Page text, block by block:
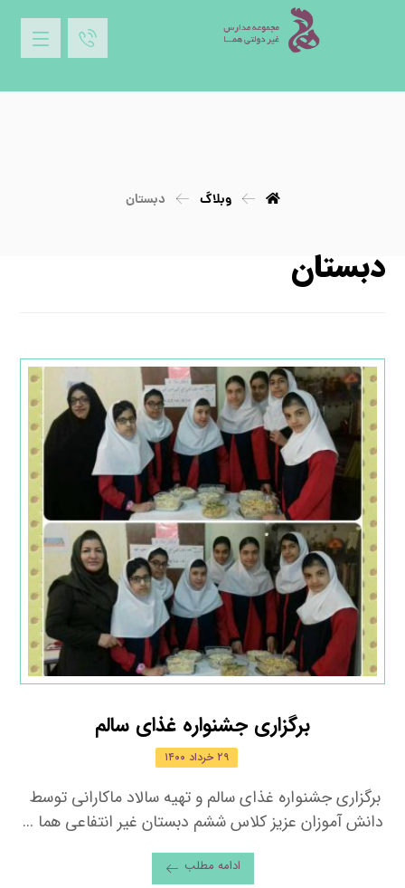
وبلاگ دبستان
دبستان
برگزاری جشنواره غذای سالم
۲۹ خرداد ۱۴۰۰
برگزاری جشنواره غذای سالم و تهیه سالاد ماکارانی توسط
دانش آموزان عزیز کلاس ششم دبستان غیر انتفاعی هما ...
ادامه مطلب